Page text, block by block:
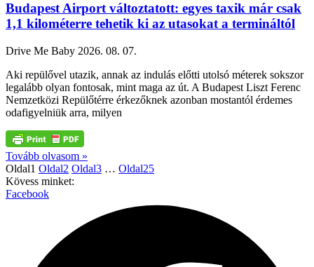
Budapest Airport változtatott: egyes taxik már csak
1,1 kilométerre tehetik ki az utasokat a termináltól
Drive Me Baby 2026. 08. 07.
Aki repülővel utazik, annak az indulás előtti utolsó méterek sokszor
legalább olyan fontosak, mint maga az út. A Budapest Liszt Ferenc
Nemzetközi Repülőtérre érkezőknek azonban mostantól érdemes
odafigyelniük arra, milyen
Tovább olvasom »
Oldal1 Oldal2 Oldal3 … Oldal25
Kövess minket:
Facebook